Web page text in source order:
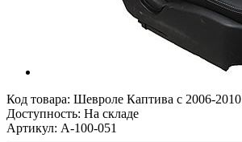
Код товара: Шевроле Каптива с 2006-2010
Доступность: На складе
Артикул: A-100-051